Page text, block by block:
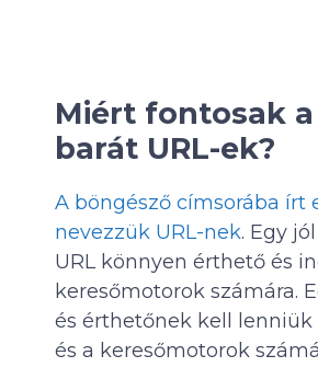
Miért fontosak a
barát URL-ek?
A böngésző címsorába írt
nevezzük URL-nek. Egy
URL könnyen érthető és
keresőmotorok számára.
és érthetőnek kell lenniük
és a keresőmotorok